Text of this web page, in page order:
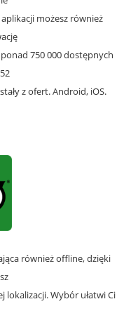
możesz również
750 000 dostępnych
z ofert. Android, iOS.
również offline, dzięki
Wybór ułatwi Ci